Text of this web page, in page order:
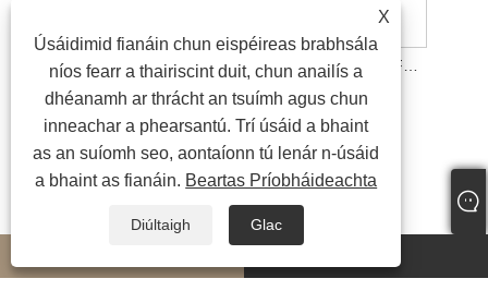
2.18”TFT
X
Úsáidimid fianáin chun eispéireas brabhsála
níos fearr a thairiscint duit, chun anailís a
dhéanamh ar thrácht an tsuímh agus chun
inneachar a phearsantú. Trí úsáid a bhaint
as an suíomh seo, aontaíonn tú lenár n-úsáid
a bhaint as fianáin. Beartas Príobháideachta
Diúltaigh Glac